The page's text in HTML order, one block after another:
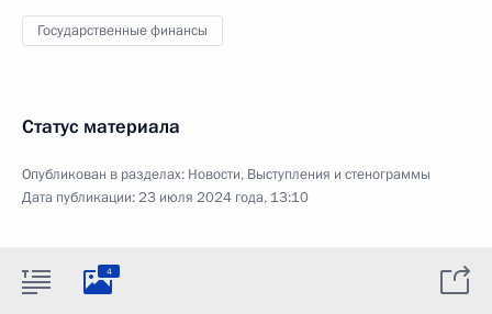
Государственные финансы
Статус материала
Опубликован в разделах: Новости, Выступления и стенограммы
Дата публикации:23 июля 2024 года, 13:10
4